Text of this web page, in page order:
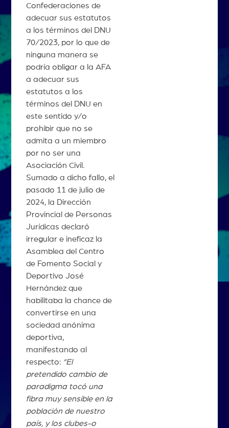
Confederaciones de
adecuar sus estatutos
a los términos del DNU
70/2023, por lo que de
ninguna manera se
podría obligar a la AFA
a adecuar sus
estatutos a los
términos del DNU en
este sentido y/o
prohibir que no se
admita a un miembro
por no ser una
Asociación Civil.
Sumado a dicho fallo, el
pasado 11 de julio de
2024, la Dirección
Provincial de Personas
Jurídicas declaró
irregular e ineficaz la
Asamblea del Centro
de Fomento Social y
Deportivo José
Hernández que
habilitaba la chance de
convertirse en una
sociedad anónima
deportiva,
manifestando al
respecto: “El
pretendido cambio de
paradigma tocó una
fibra muy sensible en la
población de nuestro
país, y los clubes-o